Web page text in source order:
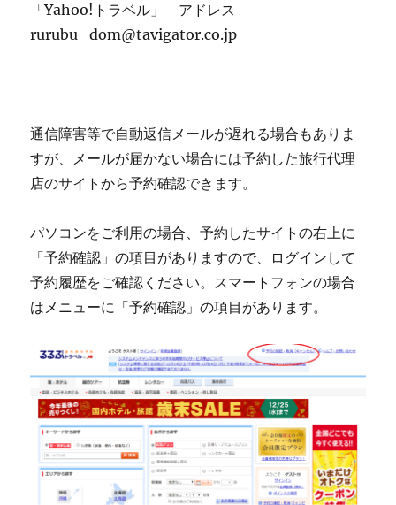
「Yahoo!トラベル」 アドレス
rurubu_dom@tavigator.co.jp
通信障害等で自動返信メールが遅れる場合もありま
すが、メールが届かない場合には予約した旅行代理
店のサイトから予約確認できます。
パソコンをご利用の場合、予約したサイトの右上に
「予約確認」の項目がありますので、ログインして
予約履歴をご確認ください。スマートフォンの場合
はメニューに「予約確認」の項目があります。